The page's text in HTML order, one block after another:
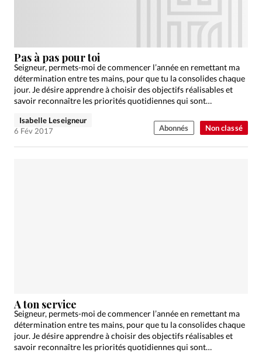
Devise:CHF
RUBRIQUES
Tous les articles
Actualité chrétienne
Actualité internationale
Chronique
Culture
Dossier
Génération réveil
Monde
Non classé
Pas à pas pour toi
Seigneur, permets-moi de commencer l’année en remettant ma
détermination entre tes mains, pour que tu la consolides chaque
jour. Je désire apprendre à choisir des objectifs réalisables et
savoir reconnaître les priorités quotidiennes qui sont…
Isabelle Leseigneur
6 Fév 2017
Abonnés
A ton service
Seigneur, permets-moi de commencer l’année en remettant ma
détermination entre tes mains, pour que tu la consolides chaque
jour. Je désire apprendre à choisir des objectifs réalisables et
savoir reconnaître les priorités quotidiennes qui sont…